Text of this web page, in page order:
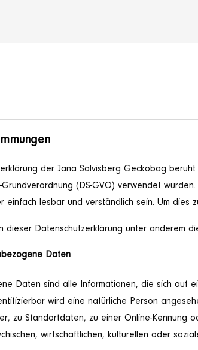
der Jana Salvisberg Geckobag
(DS-GVO) verwendet
einfach lesbar und verständlich sein. Um
dieser Datenschutzerklärung unter anderem
Daten
Daten sind alle Informationen, die sich auf
wird eine natürliche Person
zu Standortdaten, zu einer Online-Kennung
wirtschaftlichen, kulturellen oder